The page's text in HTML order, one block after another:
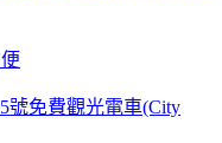
號免費觀光電車(City